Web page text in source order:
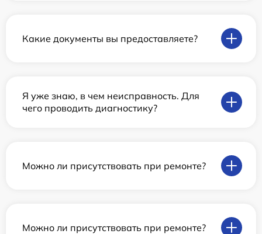
Какие документы вы предоставляете?
Я уже знаю, в чем неисправность. Для
чего проводить диагностику?
Можно ли присутствовать при ремонте?
Можно ли присутствовать при ремонте?